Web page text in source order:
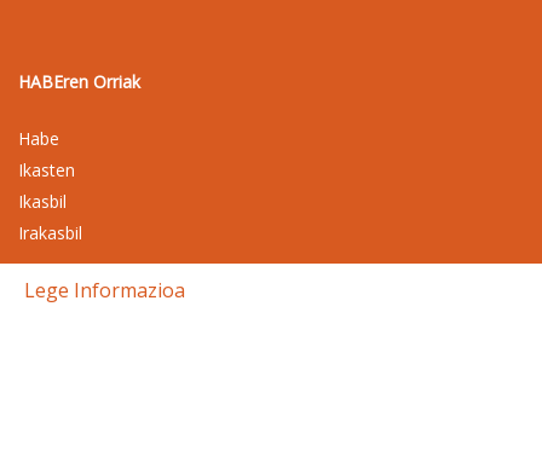
HABEren Orriak
Habe
Ikasten
Ikasbil
Irakasbil
Lege Informazioa